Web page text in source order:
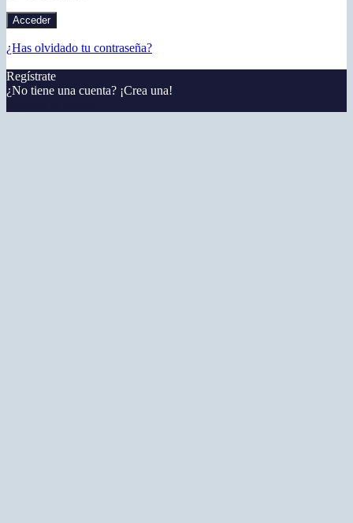
¿Has olvidado tu contraseña?
Regístrate
¿No tiene una cuenta? ¡Crea una!